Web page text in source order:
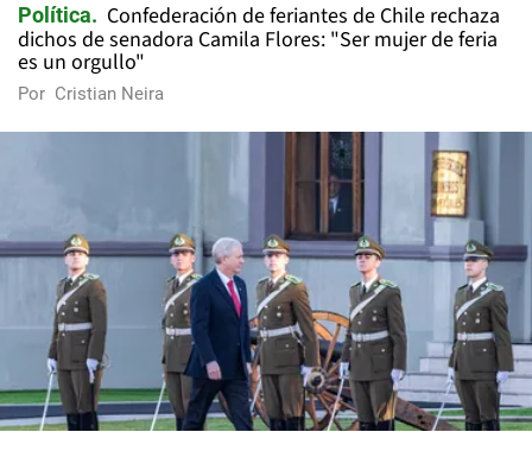
Política
Confederación de feriantes de Chile rechaza
dichos de senadora Camila Flores: "Ser mujer de feria
es un orgullo"
Por Cristian Neira